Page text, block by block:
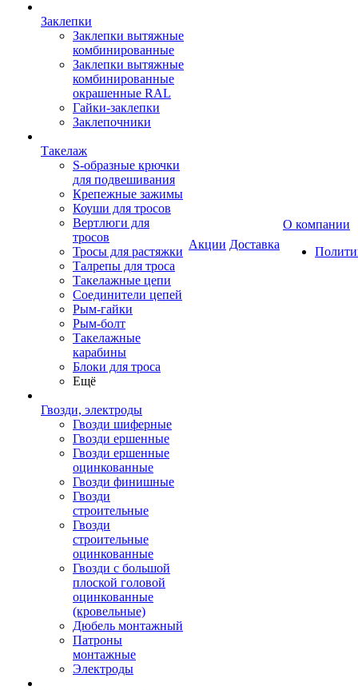
Заклепки
Заклепки вытяжные
комбинированные
Заклепки вытяжные
комбинированные
окрашенные RAL
Гайки-заклепки
Заклепочники
Такелаж
S-образные крючки
для подвешивания
Крепежные зажимы
Коуши для тросов
Вертлюги для
тросов
Тросы для растяжки
Талрепы для троса
Такелажные цепи
Соединители цепей
Рым-гайки
Рым-болт
Такелажные
карабины
Блоки для троса
Ещё
Гвозди, электроды
Гвозди шиферные
Гвозди ершенные
Гвозди ершенные
оцинкованные
Гвозди финишные
Гвозди
строительные
Гвозди
строительные
оцинкованные
Гвозди с большой
плоской головой
оцинкованные
(кровельные)
Дюбель монтажный
Патроны
монтажные
Электроды
Акции Доставка
О компании